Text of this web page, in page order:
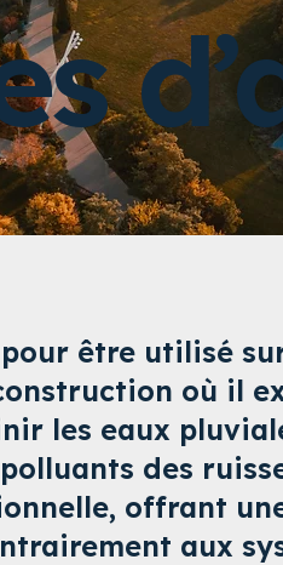
pour être utilisé
où il
les eaux
des
offrant
aux